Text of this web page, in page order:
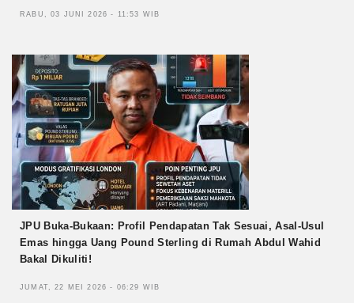
RABU, 03 JUNI 2026 - 11:53 WIB
JPU Buka-Bukaan: Profil Pendapatan Tak Sesuai, Asal-Usul
Emas hingga Uang Pound Sterling di Rumah Abdul Wahid
Bakal Dikuliti!
JUMAT, 22 MEI 2026 - 06:29 WIB